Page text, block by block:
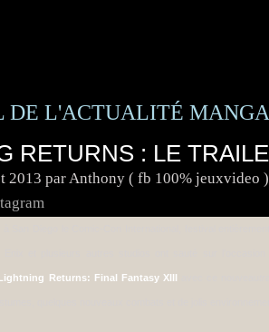
DE L'ACTUALITÉ
RETURNS : LE
2013 par Anthony ( fb 100% jeuxvideo )
Returns: Final Fantasy XIII